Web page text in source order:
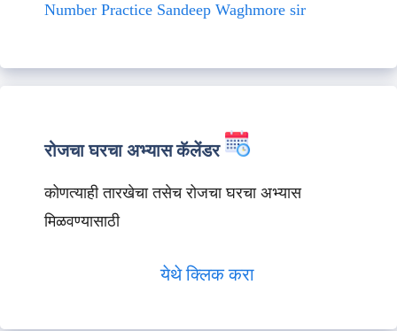
Number Practice Sandeep Waghmore sir
रोजचा घरचा अभ्यास कॅलेंडर
कोणत्याही तारखेचा तसेच रोजचा घरचा अभ्यास
मिळवण्यासाठी
येथे क्लिक करा